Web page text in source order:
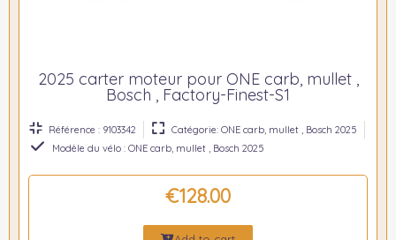
2025 carter moteur pour ONE carb, mullet ,
Bosch , Factory-Finest-S1
Référence : 9103342
Catégorie: ONE carb, mullet , Bosch 2025
Modèle du vélo : ONE carb, mullet , Bosch 2025
€128.00